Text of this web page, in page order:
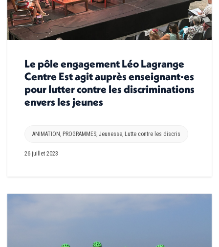
Le pôle engagement Léo Lagrange
Centre Est agit auprès enseignant·es
pour lutter contre les discriminations
envers les jeunes
ANIMATION , PROGRAMMES, Jeunesse, Lutte contre les discris
26 juillet 2023